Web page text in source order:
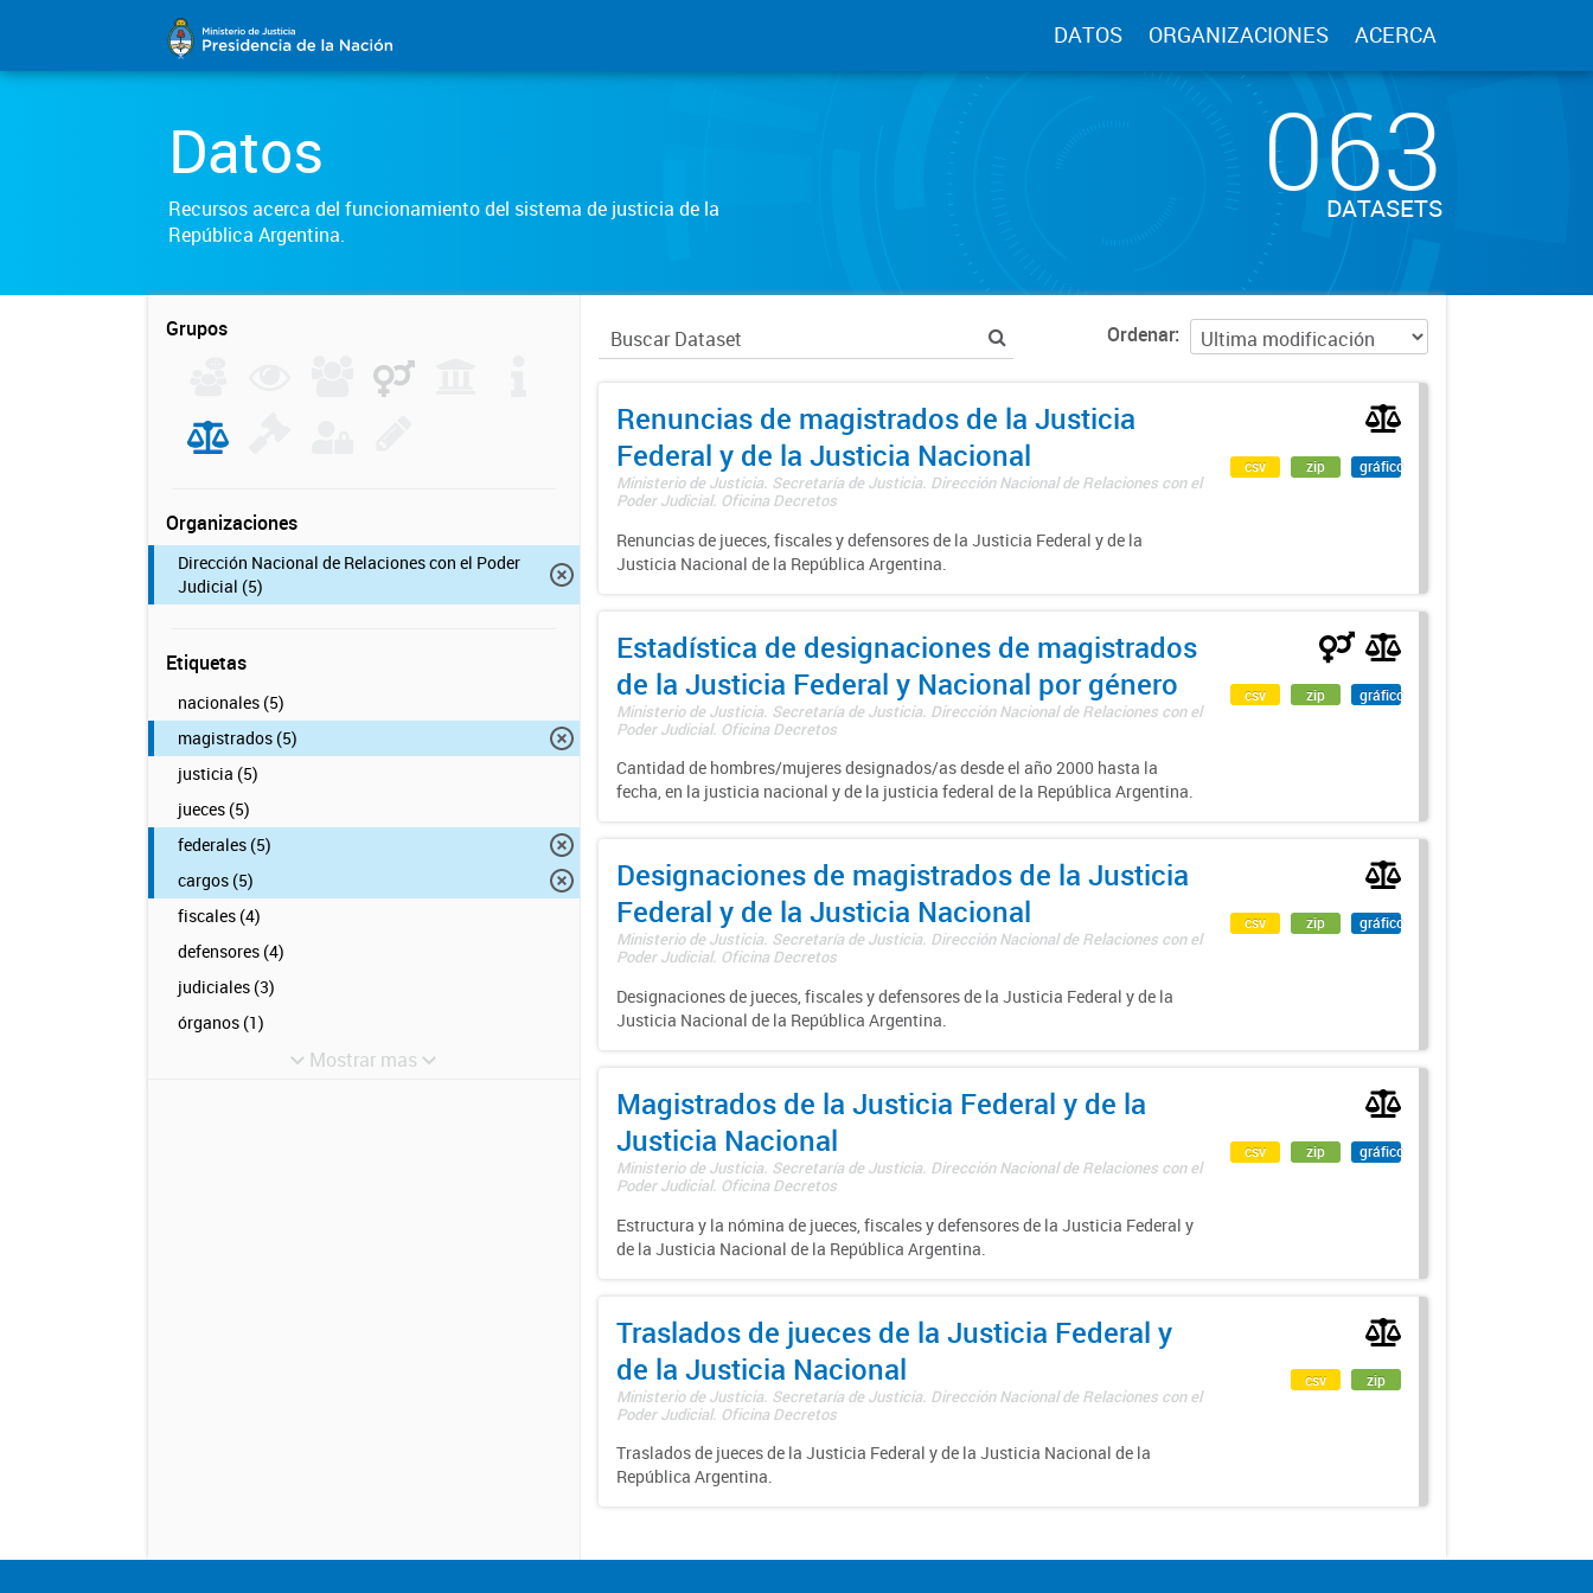
DATOS ORGANIZACIONES ACERCA
Datos
Recursos acerca del funcionamiento del sistema de justicia de la
República Argentina.
063
DATASETS
Grupos
Organizaciones
Dirección Nacional de Relaciones con el Poder
Judicial (5)
Etiquetas
nacionales (5)
magistrados (5)
justicia (5)
jueces (5)
federales (5)
cargos (5)
fiscales (4)
defensores (4)
judiciales (3)
órganos (1)
Mostrar mas
Ordenar
Renuncias de magistrados de la Justicia
Federal y de la Justicia Nacional
Ministerio de Justicia. Secretaría de Justicia. Dirección Nacional de Relaciones con el
Poder Judicial. Oficina Decretos
Renuncias de jueces, fiscales y defensores de la Justicia Federal y de la
Justicia Nacional de la República Argentina.
csv zip gráfico
Estadística de designaciones de magistrados
de la Justicia Federal y Nacional por género
Ministerio de Justicia. Secretaría de Justicia. Dirección Nacional de Relaciones con el
Poder Judicial. Oficina Decretos
Cantidad de hombres/mujeres designados/as desde el año 2000 hasta la
fecha, en la justicia nacional y de la justicia federal de la República Argentina.
csv zip gráfico
Designaciones de magistrados de la Justicia
Federal y de la Justicia Nacional
Ministerio de Justicia. Secretaría de Justicia. Dirección Nacional de Relaciones con el
Poder Judicial. Oficina Decretos
Designaciones de jueces, fiscales y defensores de la Justicia Federal y de la
Justicia Nacional de la República Argentina.
csv zip gráfico
Magistrados de la Justicia Federal y de la
Justicia Nacional
Ministerio de Justicia. Secretaría de Justicia. Dirección Nacional de Relaciones con el
Poder Judicial. Oficina Decretos
Estructura y la nómina de jueces, fiscales y defensores de la Justicia Federal y
de la Justicia Nacional de la República Argentina.
csv zip gráfico
Traslados de jueces de la Justicia Federal y
de la Justicia Nacional
Ministerio de Justicia. Secretaría de Justicia. Dirección Nacional de Relaciones con el
Poder Judicial. Oficina Decretos
Traslados de jueces de la Justicia Federal y de la Justicia Nacional de la
República Argentina.
csv zip